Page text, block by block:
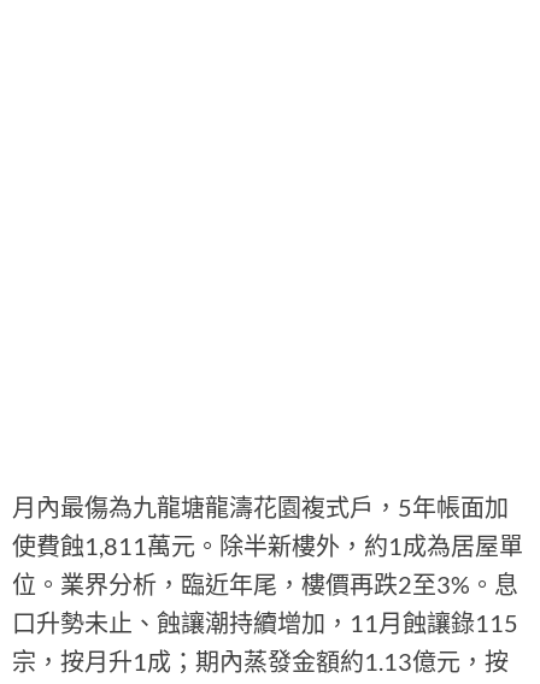
月內最傷為九龍塘龍濤花園複式戶，5年帳面加
使費蝕1,811萬元。除半新樓外，約1成為居屋單
位。業界分析，臨近年尾，樓價再跌2至3%。息
口升勢未止、蝕讓潮持續增加，11月蝕讓錄115
宗，按月升1成；期內蒸發金額約1.13億元，按